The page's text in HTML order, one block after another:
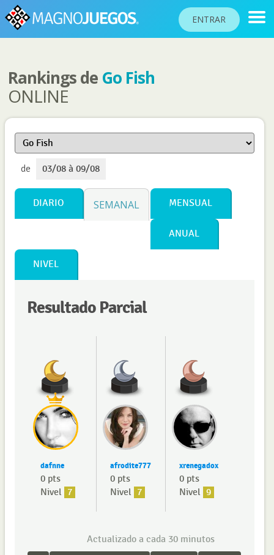
ENTRAR
RANKINGS
TORNEOS
COMUNIDAD
AYUDA
PASAPORTE
JUGAR
Rankings de Go Fish
ONLINE
de 03/08 à 09/08
DIARIO SEMANAL MENSUAL
ANUAL
NIVEL
Resultado Parcial
dafnne
0 pts
Nivel 7
afrodite777
0 pts
Nivel 7
xrenegadox
0 pts
Nivel 9
Actualizado a cada 30 minutos